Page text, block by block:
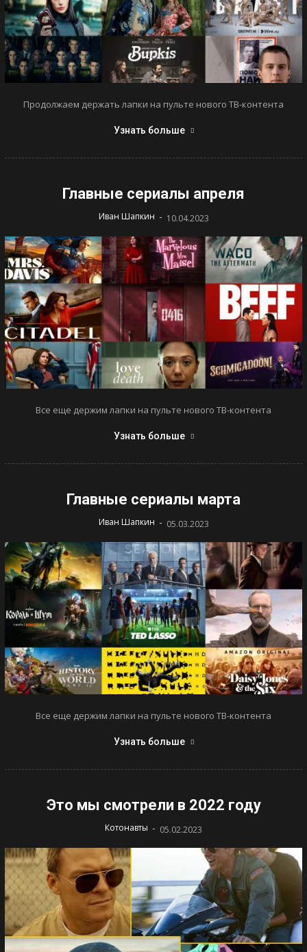
Продолжаем держать лапки на пульте нового ТВ-контента
Узнать больше
Главные сериалы апреля
Иван Шапкин - 10.04.2023
Все еще держим лапки на пульте нового ТВ-контента
Узнать больше
Главные сериалы марта
Иван Шапкин - 05.03.2023
Все еще держим лапки на пульте нового ТВ-контента
Узнать больше
Это мы смотрели в 2022 году
Котонавты - 05.02.2023